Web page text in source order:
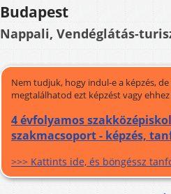
Budapest
Nappali, Vendéglátás-
Nem tudjuk, hogy indul-e a képzés,
megtalálhatod ezt képzést vagy
4 évfolyamos
szakmacsoport - képzés,
>>> Kattints ide, és böngéssz